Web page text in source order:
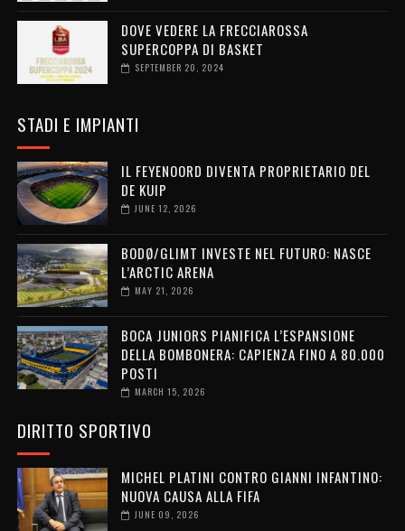
DOVE VEDERE LA FRECCIAROSSA
SUPERCOPPA DI BASKET
SEPTEMBER 20, 2024
STADI E IMPIANTI
IL FEYENOORD DIVENTA PROPRIETARIO DEL
DE KUIP
JUNE 12, 2026
BODØ/GLIMT INVESTE NEL FUTURO: NASCE
L’ARCTIC ARENA
MAY 21, 2026
BOCA JUNIORS PIANIFICA L’ESPANSIONE
DELLA BOMBONERA: CAPIENZA FINO A 80.000
POSTI
MARCH 15, 2026
DIRITTO SPORTIVO
MICHEL PLATINI CONTRO GIANNI INFANTINO:
NUOVA CAUSA ALLA FIFA
JUNE 09, 2026